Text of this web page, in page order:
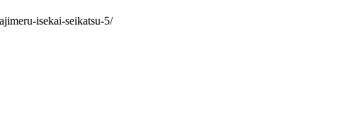
isekai-seikatsu-5/